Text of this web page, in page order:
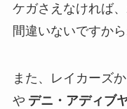
ケガさえなければ
間違いないですから
また、レイカーズ
や デニ・アディブ